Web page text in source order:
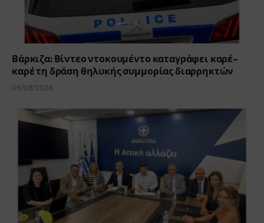
Βάρκιζα: Βίντεο ντοκουμέντο καταγράφει καρέ-
καρέ τη δράση θηλυκής συμμορίας διαρρηκτών
06/08/2026